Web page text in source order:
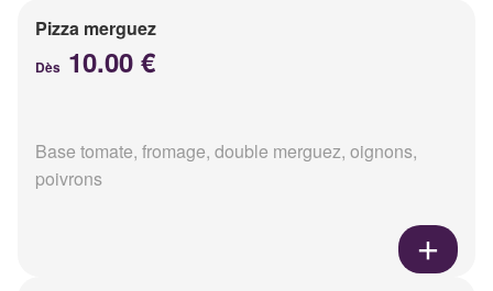
Pizza merguez
Dès 10.00 €
Base tomate, fromage, double merguez, oignons,
poivrons